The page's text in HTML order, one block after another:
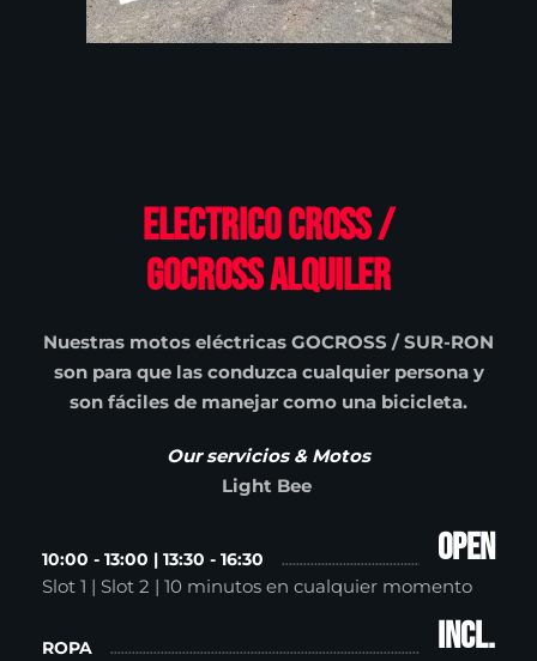
Electrico Cross /
GOCROSS Alquiler
Nuestras motos eléctricas GOCROSS / SUR-RON
son para que las conduzca cualquier persona y
son fáciles de manejar como una bicicleta.
Our servicios & Motos
Light Bee
10:00 - 13:00 | 13:30 - 16:30 Open
Slot 1 | Slot 2 | 10 minutos en cualquier momento
ROPA incl.